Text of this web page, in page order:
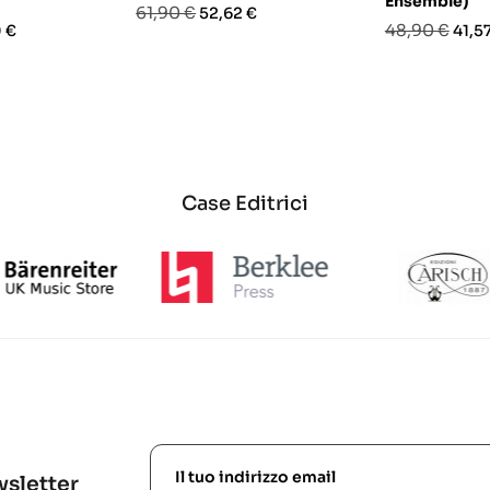
€
Prezzo
61,90 €Prezzo
52,62 €
Prezzo
48,90 €
Case Editrici